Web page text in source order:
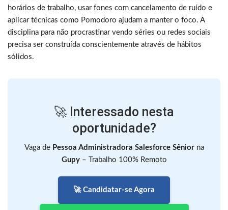
horários de trabalho, usar fones com cancelamento de ruído e
aplicar técnicas como Pomodoro ajudam a manter o foco. A
disciplina para não procrastinar vendo séries ou redes sociais
precisa ser construída conscientemente através de hábitos
sólidos.
🚀 Interessado nesta
oportunidade?
Vaga de Pessoa Administradora Salesforce Sêniorna
Gupy– Trabalho 100% Remoto
🚀 Candidatar-se Agora